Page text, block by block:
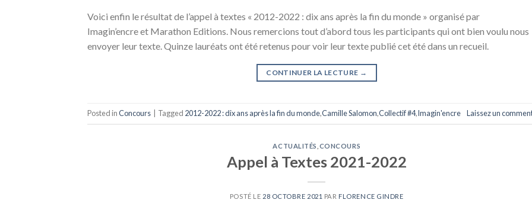
Voici enfin le résultat de l’appel à textes « 2012-2022 : dix ans après la fin du monde » organisé par
Imagin’encre et Marathon Editions. Nous remercions tout d’abord tous les participants qui ont bien voulu nous
envoyer leur texte. Quinze lauréats ont été retenus pour voir leur texte publié cet été dans un recueil.
CONTINUER LA LECTURE →
Posted inConcours Tagged 2012-2022 : dix ans après la fin du monde,Camille Salomon,Collectif #4,Imagin'encre Laissez un
ACTUALITÉS CONCOURS
Appel à Textes 2021-2022
POSTÉ LE 28 OCTOBRE 2021 PAR FLORENCE GINDRE